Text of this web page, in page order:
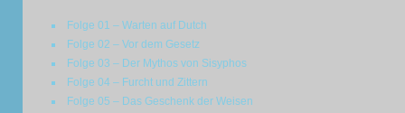
Folge 01 – Warten auf Dutch
Folge 02 – Vor dem Gesetz
Folge 03 – Der Mythos von Sisyphos
Folge 04 – Furcht und Zittern
Folge 05 – Das Geschenk der Weisen